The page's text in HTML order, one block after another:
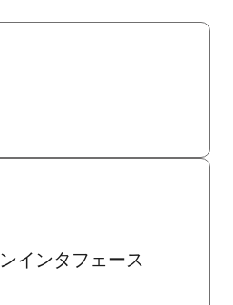
インタフェース